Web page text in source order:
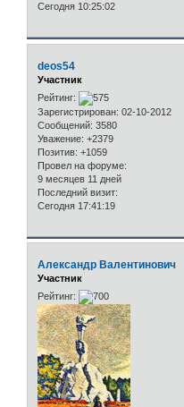
Сегодня 10:25:02
deos54
Участник
Рейтинг:
Зарегистрирован: 02-10-2012
Сообщений: 3580
Уважение: +2379
Позитив: +1059
Провел на форуме:
9 месяцев 11 дней
Последний визит:
Сегодня 17:41:19
Александр Валентинович
Участник
Рейтинг: